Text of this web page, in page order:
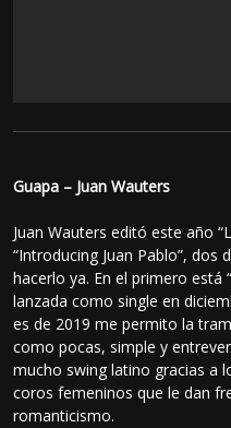
Guapa – Juan Wauters
Juan Wauters editó este año
“Introducing Juan Pablo”, dos
hacerlo ya. En el primero está
lanzada como single en
es de 2019 me permito la
como pocas, simple y
mucho swing latino gracias a
coros femeninos que le dan
romanticismo.